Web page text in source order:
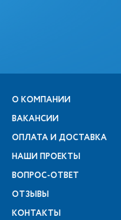
О КОМПАНИИ
ВАКАНСИИ
ОПЛАТА И ДОСТАВКА
НАШИ ПРОЕКТЫ
ВОПРОС-ОТВЕТ
ОТЗЫВЫ
КОНТАКТЫ